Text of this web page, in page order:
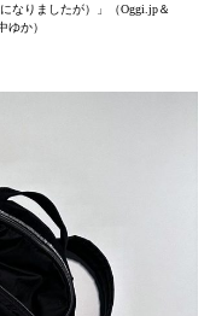
なりましたが）」（Oggi.jp＆
ゆか）